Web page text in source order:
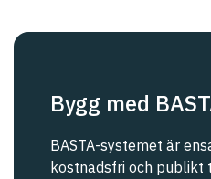
Svenska Kraftnät
Bygg med
BASTA-systemet är
kostnadsfri och publikt